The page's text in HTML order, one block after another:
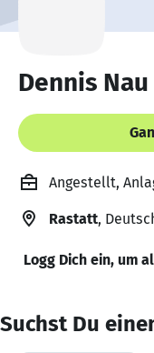
Dennis Nau
Angestellt,
Rastatt,
Logg Dich ein, um
Suchst Du